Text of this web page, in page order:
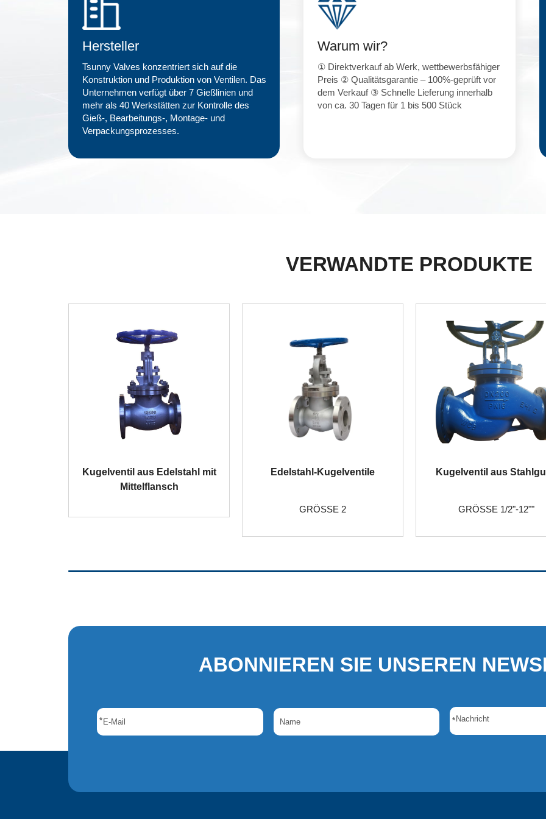
Hersteller
Tsunny Valves konzentriert sich auf die
Konstruktion und Produktion von Ventilen. Das
Unternehmen verfügt über 7 Gießlinien und
mehr als 40 Werkstätten zur Kontrolle des
Gieß-, Bearbeitungs-, Montage- und
Verpackungsprozesses.
Warum wir?
① Direktverkauf ab Werk, wettbewerbsfähiger
Preis ② Qualitätsgarantie – 100%-geprüft vor
dem Verkauf ③ Schnelle Lieferung innerhalb
von ca. 30 Tagen für 1 bis 500 Stück
VERWANDTE PRODUKTE
Kugelventil aus Edelstahl mit
Mittelflansch
Edelstahl-Kugelventile
GRÖSSE 2
Kugelventil aus
GRÖSSE 1/2"-12""
ABONNIEREN SIE UNSEREN
* *